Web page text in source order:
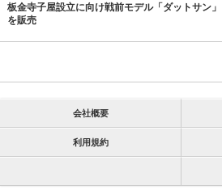
板金寺子屋設立に向け戦前モデル「ダットサン」
を販売
会社概要
利用規約